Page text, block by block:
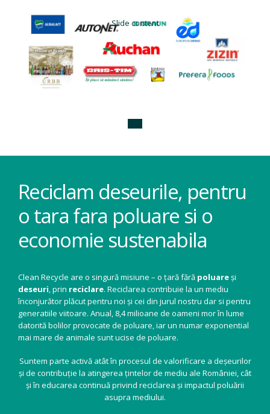
Slide content
Reciclam deseurile, pentru
o tara fara poluare si o
economie sustenabila
Clean Recycle are o singură misiune – o țară fără poluareși
deseuri, prin reciclare. Reciclarea contribuie la un mediu
înconjurător plăcut pentru noi și cei din jurul nostru dar si pentru
generatiile viitoare. Anual, 8,4 milioane de oameni mor în lume
datorită bolilor provocate de poluare, iar un numar exponential
mai mare de animale sunt ucise de poluare.
Suntem parte activă atât în procesul de valorificare a deșeurilor
și de contribuție la atingerea țintelor de mediu ale României, cât
și în educarea continuă privind reciclarea și impactul poluării
asupra mediului.